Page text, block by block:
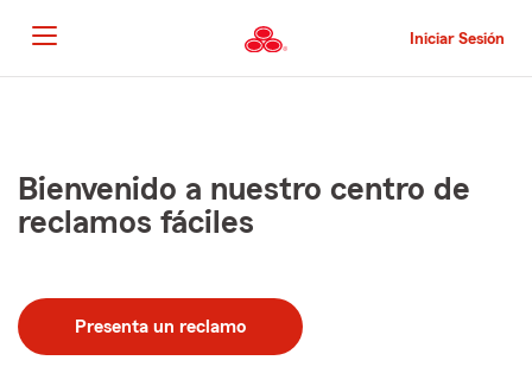
al
contenido
principal
Iniciar Sesión
Bienvenido a nuestro centro de
reclamos fáciles
Presenta un reclamo